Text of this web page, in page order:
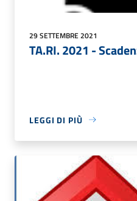
29 SETTEMBRE 2021
TA.RI. 2021 -
LEGGI DI PIÙ